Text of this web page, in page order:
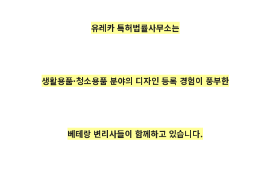
유레카 특허법률사무소는
생활용품·청소용품 분야의 디자인 등록 경험이 풍부한
베테랑 변리사들이 함께하고 있습니다.